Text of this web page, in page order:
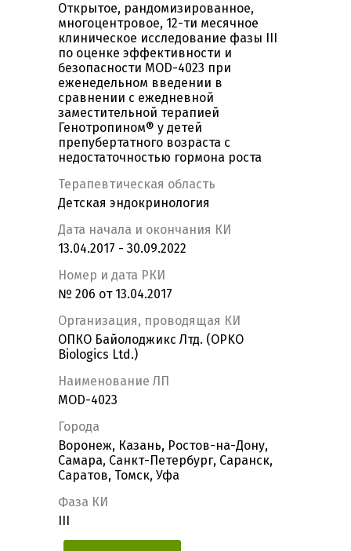
Открытое, рандомизированное,
многоцентровое, 12-ти месячное
клиническое исследование фазы III
по оценке эффективности и
безопасности MOD-4023 при
еженедельном введении в
сравнении с ежедневной
заместительной терапией
Генотропином® у детей
препубертатного возраста с
недостаточностью гормона роста
Терапевтическая область
Детская эндокринология
Дата начала и окончания КИ
13.04.2017 - 30.09.2022
Номер и дата РКИ
№ 206 от 13.04.2017
Организация, проводящая КИ
ОПКО Байолоджикс Лтд. (OPKO
Biologics Ltd.)
Наименование ЛП
MOD-4023
Города
Воронеж, Казань, Ростов-на-Дону,
Самара, Санкт-Петербург, Саранск,
Саратов, Томск, Уфа
Фаза КИ